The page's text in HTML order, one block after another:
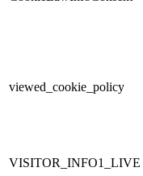
viewed_cookie_policy
VISITOR_INFO1_LIVE